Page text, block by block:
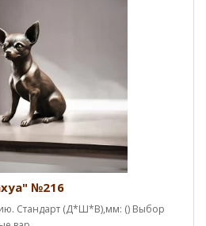
№216
Стандарт (Д*Ш*В),мм: () Выбор